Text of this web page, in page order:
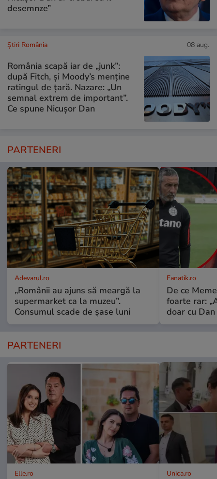
desemnze”
Știri România 08 aug.
România scapă iar de „junk”:
după Fitch, și Moody’s menține
ratingul de țară. Nazare: „Un
semnal extrem de important”.
Ce spune Nicușor Dan
PARTENERI
Adevarul.ro
„Românii au ajuns să meargă la
supermarket ca la muzeu”.
Consumul scade de șase luni
Fanatik.ro
De ce
foarte rar:
doar cu
PARTENERI
Elle.ro Unica.ro